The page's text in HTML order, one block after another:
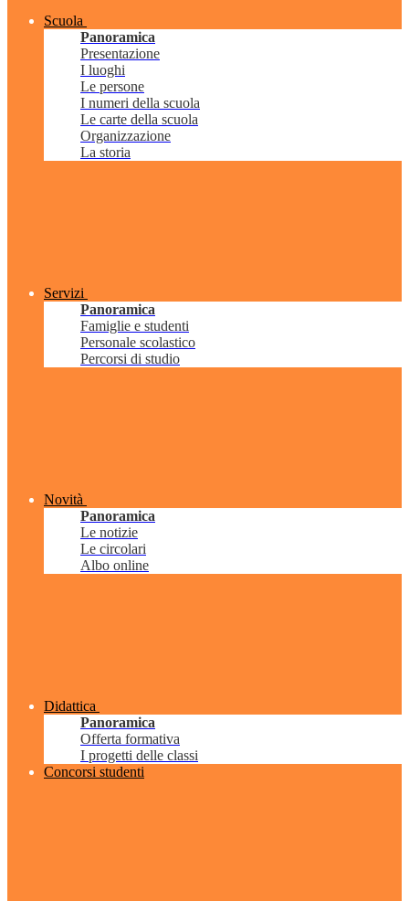
Scuola
Panoramica
Presentazione
I luoghi
Le persone
I numeri della scuola
Le carte della scuola
Organizzazione
La storia
Servizi
Panoramica
Famiglie e studenti
Personale scolastico
Percorsi di studio
Novità
Panoramica
Le notizie
Le circolari
Albo online
Didattica
Panoramica
Offerta formativa
I progetti delle classi
Concorsi studenti